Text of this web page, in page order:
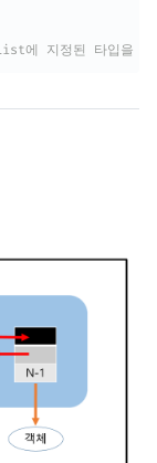
에 지정된 타입을 따